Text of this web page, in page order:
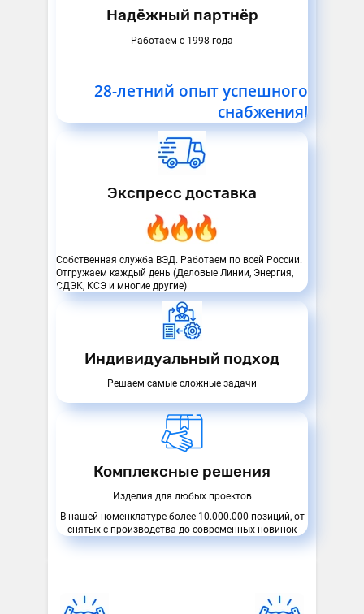
Надёжный партнёр
Работаем с 1998 года
28-летний опыт успешного
снабжения!
Экспресс доставка
Собственная служба ВЭД. Работаем по всей России.
Отгружаем каждый день (Деловые Линии, Энергия,
СДЭК, КСЭ и многие другие)
Индивидуальный подход
Решаем самые сложные задачи
Комплексные решения
Изделия для любых проектов
В нашей номенклатуре более 10.000.000 позиций, от
снятых с производства до современных новинок